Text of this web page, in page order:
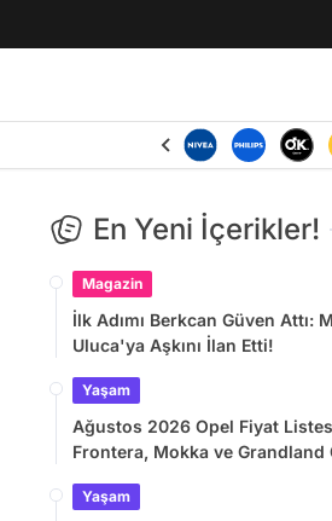
En Yeni İçerikler!
Magazin
İlk Adımı Berkcan Güven Attı:
Uluca'ya Aşkını İlan Etti!
Yaşam
Ağustos 2026 Opel Fiyat
Frontera, Mokka ve Grandland
Yaşam